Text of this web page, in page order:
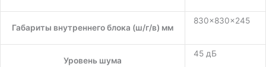
Габариты внутреннего блока (ш/г/в) мм
830×830×245
Уровень шума
45 дБ